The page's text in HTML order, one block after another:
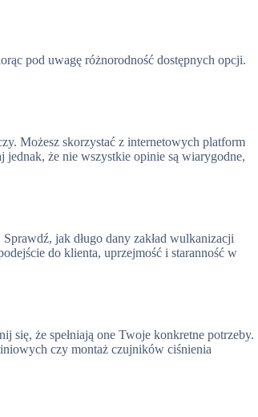
pod uwagę różnorodność dostępnych opcji.
Możesz skorzystać z internetowych platform
jednak, że nie wszystkie opinie są wiarygodne,
jak długo dany zakład wulkanizacji
do klienta, uprzejmość i staranność w
się, że spełniają one Twoje konkretne potrzeby.
czy montaż czujników ciśnienia